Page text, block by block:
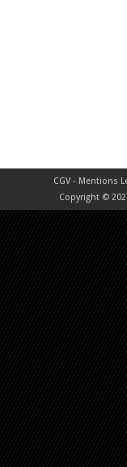
CGV - Mentions
Copyright ©